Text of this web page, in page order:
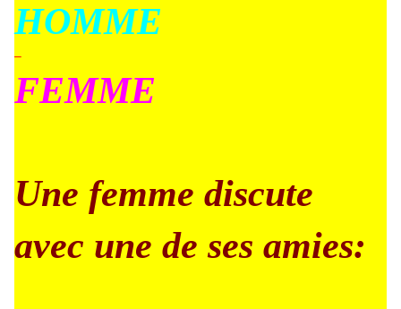
HOMME
–
FEMME
Une femme discute
avec une de ses amies: